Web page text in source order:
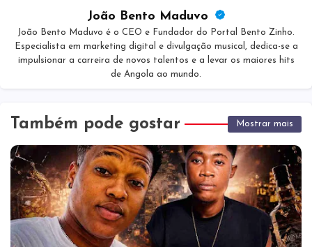
João Bento Maduvo
João Bento Maduvo é o CEO e Fundador do Portal Bento Zinho.
Especialista em marketing digital e divulgação musical, dedica-se a
impulsionar a carreira de novos talentos e a levar os maiores hits
de Angola ao mundo.
Também pode gostar Mostrar mais